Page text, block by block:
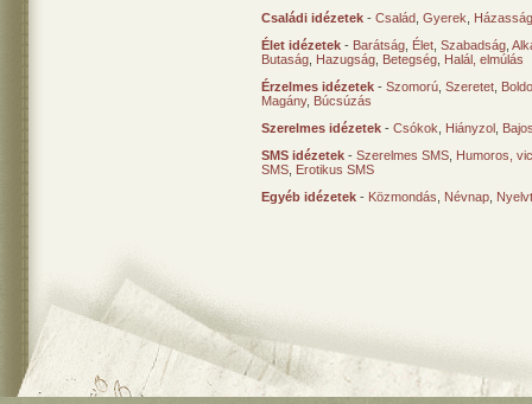
Családi idézetek - Család Gyerek
Élet idézetek - Barátság Élet Szabadság
Butaság Hazugság Betegség Halál, elmúlás
Érzelmes idézetek - Szomorú Szeretet
Magány, Búcsúzás
Szerelmes idézetek - Csókok Hiányzol
SMS idézetek - Szerelmes SMS Humoros,
SMS Erotikus SMS
Egyéb idézetek - Közmondás Névnap